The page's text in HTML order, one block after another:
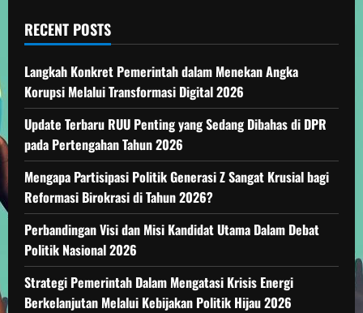
RECENT POSTS
Langkah Konkret Pemerintah dalam Menekan Angka
Korupsi Melalui Transformasi Digital 2026
Update Terbaru RUU Penting yang Sedang Dibahas di DPR
pada Pertengahan Tahun 2026
Mengapa Partisipasi Politik Generasi Z Sangat Krusial bagi
Reformasi Birokrasi di Tahun 2026?
Perbandingan Visi dan Misi Kandidat Utama Dalam Debat
Politik Nasional 2026
Strategi Pemerintah Dalam Mengatasi Krisis Energi
Berkelanjutan Melalui Kebijakan Politik Hijau 2026